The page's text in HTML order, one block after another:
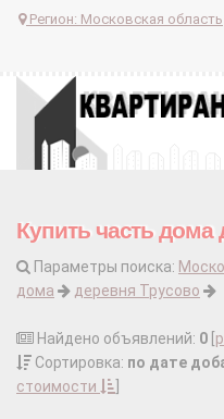
Регион: Московская область
Купить часть дома
Параметры поиска:
дома
деревня Трусово
Найдено объявлений: 0
Сортировка: по дате
стоимости